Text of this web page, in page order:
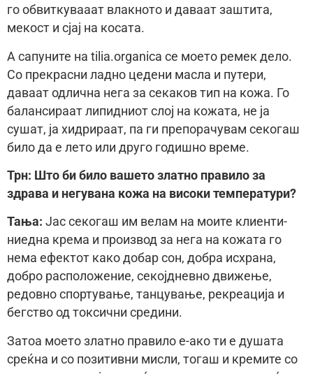
го обвиткувааат влакното и даваат заштита,
мекост и сјај на косата.
А сапуните на tilia.organica се моето ремек дело.
Со прекрасни ладно цедени масла и путери,
даваат одлична нега за секаков тип на кожа. Го
балансираат липидниот слој на кожата, не ја
сушат, ја хидрираат, па ги препорачувам секогаш
било да е лето или друго годишно време.
Трн: Што би било вашето златно правило за
здрава и негувана кожа на високи температури?
Тања: Јас секогаш им велам на моите клиенти-
ниедна крема и производ за нега на кожата го
нема ефектот како добар сон, добра исхрана,
добро расположение, секојдневно движење,
редовно спортување, танцување, рекреација и
бегство од токсични средини.
Затоа моето златно правило е-ако ти е душата
среќна и со позитивни мисли, тогаш и кремите со